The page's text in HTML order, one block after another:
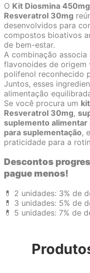
O Kit Diosmina
Resveratrol 30mg
desenvolvidos para
compostos bioativos
de bem-estar.
A combinação associa
flavonoides de origem
polifenol reconhecido
Juntos, esses
alimentação
Se você procura um
Resveratrol 30mg,
suplemento alimentar
para suplementação,
praticidade para a
Descontos
pague menos!
💊 2 unidades: 3% de
💊 3 unidades: 5% de
💊 5 unidades: 7% de